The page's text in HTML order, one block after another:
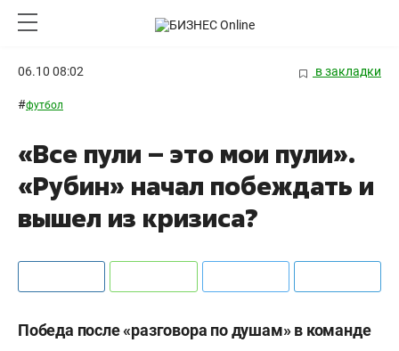
06.10 08:02 в закладки
#футбол
«Все пули – это мои пули».
«Рубин» начал побеждать и
вышел из кризиса?
Победа после «разговора по душам» в команде